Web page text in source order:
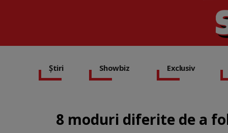
Știri Showbiz Exclusiv
8 moduri diferite de a